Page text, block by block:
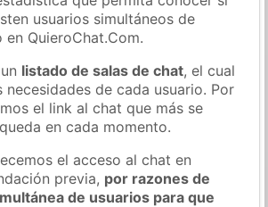
usuarios simultáneos de
en QuieroChat.Com.
listado de salas de chat, el cual
necesidades de cada usuario. Por
el link al chat que más se
en cada momento.
el acceso al chat en
previa, por razones de
de usuarios para que